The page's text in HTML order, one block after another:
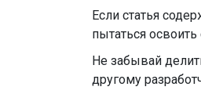
Если статья
пытаться
Не забывай
другому